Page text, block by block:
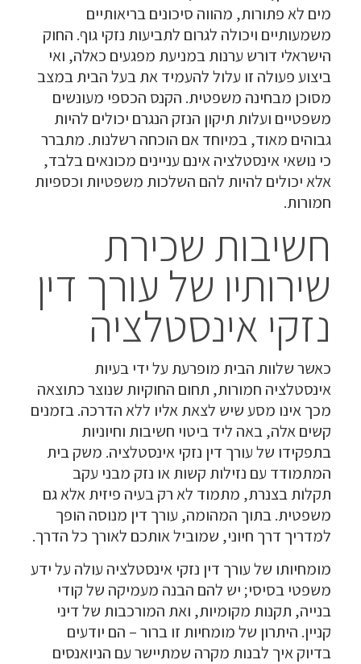
מים לא פתורות, מהווה סיכונים בריאותיים
משמעותיים ויכולה לגרום לתביעות נזקי גוף. החוק
הישראלי דורש ערנות במניעת מפגעים כאלה, ואי
ביצוע פעולה זו עלול להעמיד את בעל הבית במצב
מסוכן מבחינה משפטית. הקנס הכספי מעונשים
משפטיים ועלות תיקון הנזק הנגרם יכולים להיות
גבוהים מאוד, במיוחד אם הוכחה רשלנות. מתברר
כי נושאי אינסטלציה אינם עניינים מכונאים בלבד,
אלא יכולים להיות להם השלכות משפטיות וכספיות
חמורות.
חשיבות שכירת
שירותיו של עורך דין
נזקי אינסטלציה
כאשר שלוות הבית מופרעת על ידי בעיות
אינסטלציה חמורות, תחום החוקיות שנוצר כתוצאה
מכך אינו מסע שיש לצאת אליו ללא הדרכה. בזמנים
קשים אלה, באה ליד ביטוי חשיבות וחיוניות
בתפקידו של עורך דין נזקי אינסטלציה. משק בית
המתמודד עם נזילות קשות או נזק מבני עקב
תקלות בצנרת, מתמוד לא רק בעיה פיזית אלא גם
משפטית. בתוך המהומה, עורך דין מנוסה הופך
למדריך דרך חיוני, שמוביל אותכם לאורך כל הדרך.
מומחיותו של עורך דין נזקי אינסטלציה עולה על ידע
משפטי בסיסי; יש להם הבנה מעמיקה של קודי
בנייה, תקנות מקומיות, ואת המורכבות של דיני
קניין. היתרון של מומחיות זו ברור – הם יודעים
בדיוק איך לבנות מקרה שמתיישר עם הניואנסים